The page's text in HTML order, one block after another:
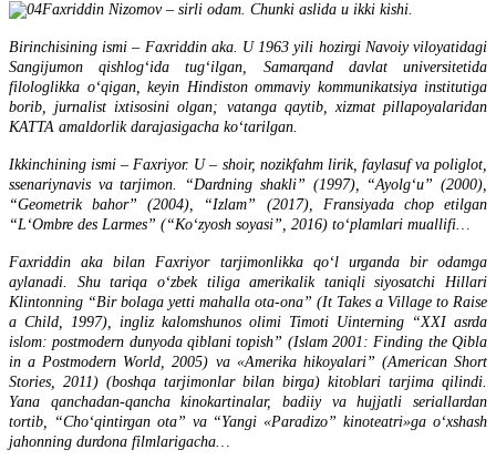
Faxriddin Nizomov – sirli odam. Chunki aslida u ikki kishi.
Birinchisining ismi – Faxriddin aka. U 1963 yili hozirgi Navoiy viloyatidagi
Sangijumon qishlogʻida tugʻilgan, Samarqand davlat universitetida
filologlikka oʻqigan, keyin Hindiston ommaviy kommunikatsiya institutiga
borib, jurnalist ixtisosini olgan; vatanga qaytib, xizmat pillapoyalaridan
KATTA amaldorlik darajasigacha koʻtarilgan.
Ikkinchining ismi – Faxriyor. U – shoir, nozikfahm lirik, faylasuf va poliglot,
ssenariynavis va tarjimon. “Dardning shakli” (1997), “Ayolgʻu” (2000),
“Geometrik bahor” (2004), “Izlam” (2017), Fransiyada chop etilgan
“LʻOmbre des Larmes” (“Koʻzyosh soyasi”, 2016) toʻplamlari muallifi…
Faxriddin aka bilan Faxriyor tarjimonlikka qoʻl urganda bir odamga
aylanadi. Shu tariqa oʻzbek tiliga amerikalik taniqli siyosatchi Hillari
Klintonning “Bir bolaga yetti mahalla ota-ona” (It Takes a Village to Raise
a Child, 1997), ingliz kalomshunos olimi Timoti Uinterning “XXI asrda
islom: postmodern dunyoda qiblani topish” (Islam 2001: Finding the Qibla
in a Postmodern World, 2005) va «Amerika hikoyalari” (American Short
Stories, 2011) (boshqa tarjimonlar bilan birga) kitoblari tarjima qilindi.
Yana qanchadan-qancha kinokartinalar, badiiy va hujjatli seriallardan
tortib, “Choʻqintirgan ota” va “Yangi «Paradizo” kinoteatri»ga oʻxshash
jahonning durdona filmlarigacha…